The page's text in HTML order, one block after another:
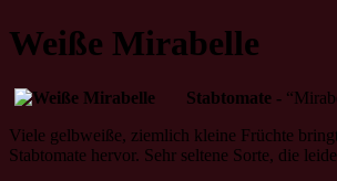
Weiße Mirabelle
Stabtomate -
Viele gelbweiße, ziemlich kleine Früchte
Stabtomate hervor. Sehr seltene Sorte, die